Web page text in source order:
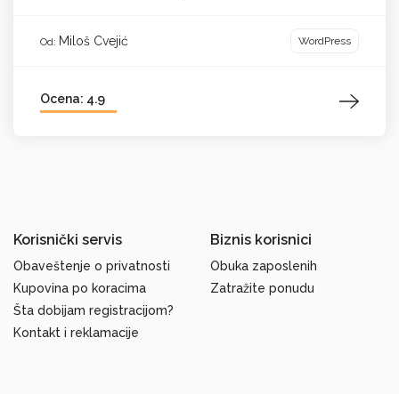
Od: Miloš Cvejić WordPress
Ocena: 4.9
Korisnički servis
Obaveštenje o privatnosti
Kupovina po koracima
Šta dobijam registracijom?
Kontakt i reklamacije
Biznis korisnici
Obuka zaposlenih
Zatražite ponudu